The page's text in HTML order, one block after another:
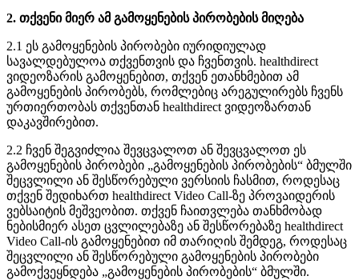
2. თქვენი მიერ ამ გამოყენების პირობების მიღება
2.1 ეს გამოყენების პირობები იურიდიულად
სავალდებულოა თქვენთვის და ჩვენთვის. healthdirect
ვიდეოზარის გამოყენებით, თქვენ ეთანხმებით ამ
გამოყენების პირობებს, რომლებიც არეგულირებს ჩვენს
ურთიერთობას თქვენთან healthdirect ვიდეოზართან
დაკავშირებით.
2.2 ჩვენ შეგვიძლია შევცვალოთ ან შევცვალოთ ეს
გამოყენების პირობები „გამოყენების პირობების“ ბმულში
შეცვლილი ან შესწორებული ვერსიის ჩასმით, როდესაც
თქვენ შედიხართ healthdirect Video Call-ზე პროვაიდერის
ვებსაიტის მეშვეობით. თქვენ ჩაითვლება თანხმობად
ნებისმიერ ასეთ ცვლილებაზე ან შესწორებაზე healthdirect
Video Call-ის გამოყენებით იმ თარიღის შემდეგ, როდესაც
შეცვლილი ან შესწორებული გამოყენების პირობები
გამოქვეყნდება „გამოყენების პირობების“ ბმულში.